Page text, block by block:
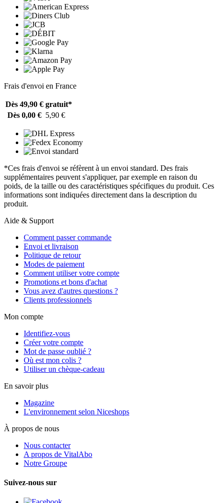
Frais d'envoi en France
Dès 49,90 € gratuit*
Dès 0,00 € 5,90 €
*Ces frais d'envoi se réfèrent à un envoi standard. Des frais
supplémentaires peuvent s'appliquer, par exemple en raison du
poids, de la taille ou des caractéristiques spécifiques du produit. Ces
informations sont indiquées directement dans la description du
produit.
Aide & Support
Comment passer commande
Envoi et livraison
Politique de retour
Modes de paiement
Comment utiliser votre compte
Promotions et bons d'achat
Vous avez d'autres questions ?
Clients professionnels
Mon compte
Identifiez-vous
Créer votre compte
Mot de passe oublié ?
Où est mon colis ?
Utiliser un chèque-cadeau
En savoir plus
Magazine
L'environnement selon Niceshops
À propos de nous
Nous contacter
A propos de VitalAbo
Notre Groupe
Suivez-nous sur